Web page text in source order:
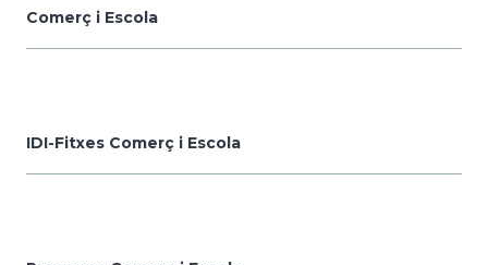
Comerç i Escola
IDI-Fitxes Comerç i Escola